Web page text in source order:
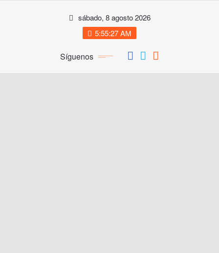
sábado, 8 agosto 2026
5:55:28 AM
Síguenos